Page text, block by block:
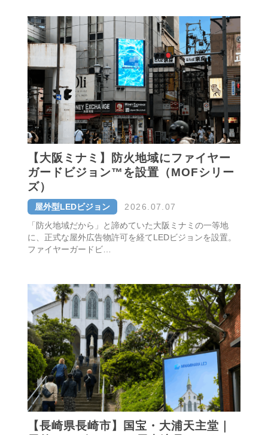
【大阪ミナミ】防火地域にファイヤー
ガードビジョン™を設置（MOFシリー
ズ）
屋外型LEDビジョン
2026.07.07
「防火地域だから」と諦めていた大阪ミナミの一等地
に、正式な屋外広告物許可を経てLEDビジョンを設置。
ファイヤーガードビ…
【長崎県長崎市】国宝・大浦天主堂｜